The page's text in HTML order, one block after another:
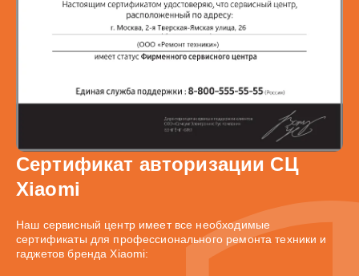
Сертификат авторизации СЦ
Xiaomi
Наш сервисный центр имеет все необходимые
сертификаты для профессионального ремонта техники и
гаджетов бренда Xiaomi: